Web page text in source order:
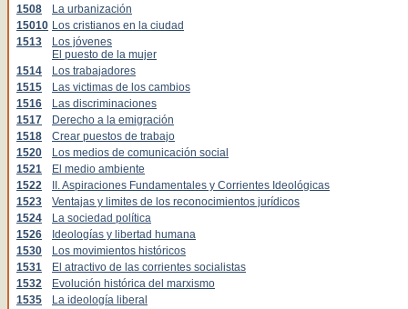
1508
La urbanización
15010 Los cristianos en la ciudad
1513
Los jóvenes
El puesto de la mujer
1514
Los trabajadores
1515
Las victimas de los cambios
1516
Las discriminaciones
1517
Derecho a la emigración
1518
Crear puestos de trabajo
1520
Los medios de comunicación social
1521
El medio ambiente
1522
II. Aspiraciones Fundamentales y Corrientes Ideológicas
1523
Ventajas y limites de los reconocimientos jurídicos
1524
La sociedad política
1526
Ideologías y libertad humana
1530
Los movimientos históricos
1531
El atractivo de las corrientes socialistas
1532
Evolución histórica del marxismo
1535
La ideología liberal